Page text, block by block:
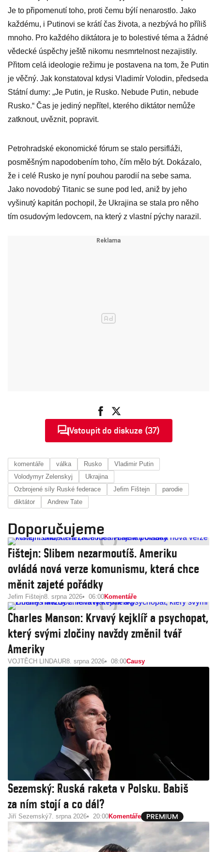
bizarnost
Je to připomenutí toho, proti čemu býlí nenarostlo. Jako
každému, i Putinovi se krátí čas života, a nezbývá ho příliš
mnoho. Pro každého diktátora je to bolestivé téma a žádné
vědecké úspěchy ještě nikomu nesmrtelnost nezajistily.
Přitom celá ideologie režimu je postavena na tom, že Putin
je věčný. Jak konstatoval kdysi Vladimír Volodin, předseda
Státní dumy: „Je Putin, je Rusko. Nebude Putin, nebude
Rusko.“ Čas je jediný nepřítel, kterého diktátor nemůže
zatknout, uvěznit, popravit.
Petrohradské ekonomické fórum se stalo persifláži,
posměšným napodobením toho, čím mělo být. Dokázalo,
že i celé Rusko je nyní pouhou parodií na sebe sama.
Jako novodobý Titanic se sune pod led, aniž by jeho
vyšinutý kapitán pochopil, že Ukrajina se stala pro něho
tím osudovým ledovcem, na který z vlastní pýchy narazil.
Vstoupit do diskuze (37)
komentáře válka Rusko
Vladimir Putin
Volodymyr Zelenskyj
Ukrajina
Ozbrojené síly Ruské federace
Jefim Fištejn
parodie
diktátor
Andrew Tate
Doporučujeme
Fištejn: Slibem nezarmoutíš. Ameriku
ovládá nová verze komunismu, která chce
měnit zajeté pořádky
Jefim Fištejn8. srpna 2026 06:00Komentáře
Charles Manson: Krvavý kejklíř a psychopat,
který svými zločiny navždy změnil tvář
Ameriky
VOJTĚCH LINDAUR8. srpna 2026 08:00Causy
Sezemský: Ruská raketa v Polsku. Babiš
za ním stojí a co dál?
Jiří Sezemský7. srpna 2026 20:00Komentáře